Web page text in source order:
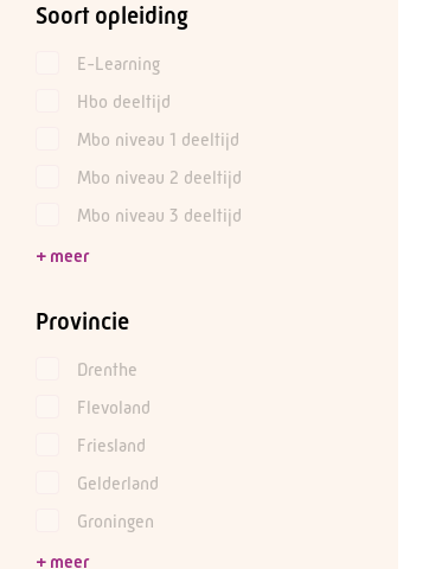
Soort opleiding
E-Learning
Hbo deeltijd
Mbo niveau 1 deeltijd
Mbo niveau 2 deeltijd
Mbo niveau 3 deeltijd
Provincie
Drenthe
Flevoland
Friesland
Gelderland
Groningen